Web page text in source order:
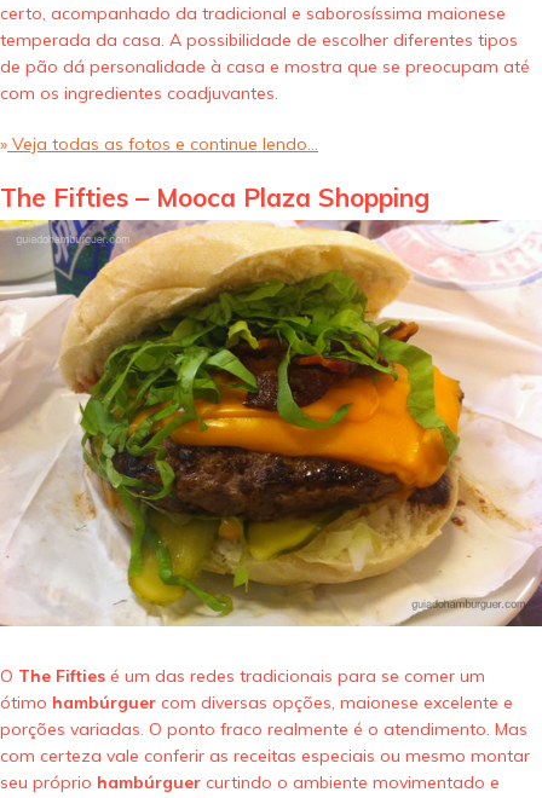
certo, acompanhado da tradicional e saborosíssima maionese
temperada da casa. A possibilidade de escolher diferentes tipos
de pão dá personalidade à casa e mostra que se preocupam até
com os ingredientes coadjuvantes.
» Veja todas as fotos e continue lendo…
The Fifties – Mooca Plaza Shopping
O The Fifties é um das redes tradicionais para se comer um
ótimo hambúrguer com diversas opções, maionese excelente e
porções variadas. O ponto fraco realmente é o atendimento. Mas
com certeza vale conferir as receitas especiais ou mesmo montar
seu próprio hambúrguer curtindo o ambiente movimentado e